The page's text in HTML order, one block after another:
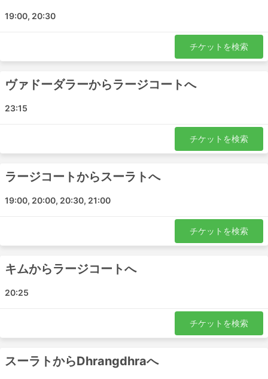
Kuvadva
A1 Dharti Travels 人気の目的地
ここでは最も人気のある路線のリストを紹介します。:
ラージコート - ヴァドーダラー
ラージコート - バルーチ
キム - ラージコート
バルーチ - ラージコート
ラージコート - Karjan
スーラト - Dhrangdhra
スーラト - グジャラート州
のご要望に合わせたオーダーメイドの旅ができることで
19:00, 20:30
チケットを検索
ヴァドーダラーからラージコートへ
23:15
チケットを検索
ラージコートからスーラトへ
19:00, 20:00, 20:30, 21:00
チケットを検索
キムからラージコートへ
20:25
チケットを検索
スーラトからDhrangdhraへ